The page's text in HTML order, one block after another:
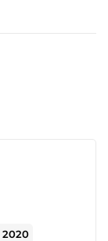
2020